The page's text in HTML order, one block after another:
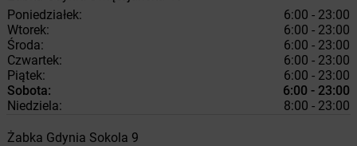
Poniedziałek:
6:00 - 23:00
Wtorek:
6:00 - 23:00
Środa:
6:00 - 23:00
Czwartek:
6:00 - 23:00
Piątek:
6:00 - 23:00
Sobota:
6:00 - 23:00
Niedziela:
8:00 - 23:00
Żabka Gdynia Sokola 9